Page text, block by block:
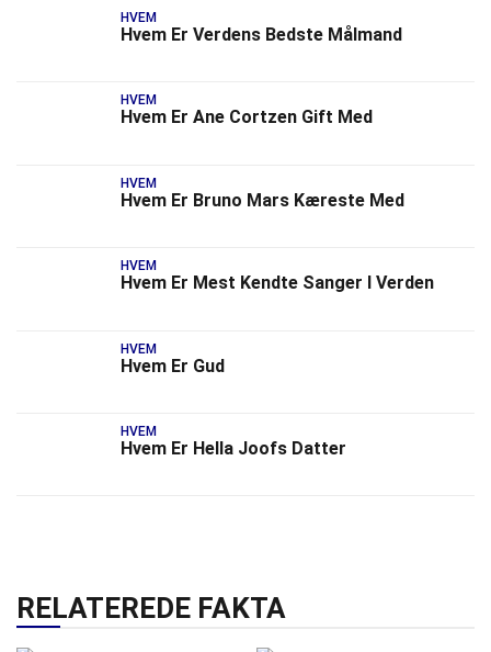
HVEM
Hvem Er Verdens Bedste Målmand
HVEM
Hvem Er Ane Cortzen Gift Med
HVEM
Hvem Er Bruno Mars Kæreste Med
HVEM
Hvem Er Mest Kendte Sanger I Verden
HVEM
Hvem Er Gud
HVEM
Hvem Er Hella Joofs Datter
RELATEREDE FAKTA